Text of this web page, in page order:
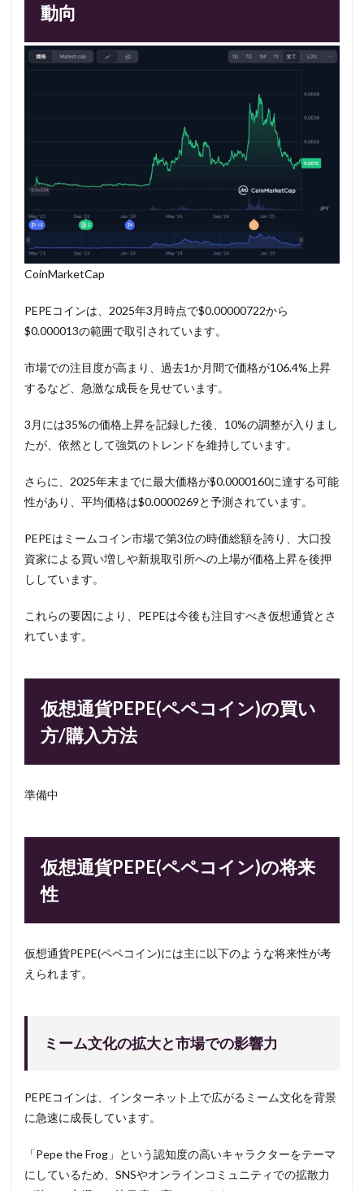
動向
CoinMarketCap
PEPEコインは、2025年3月時点で$0.00000722から
$0.000013の範囲で取引されています。
市場での注目度が高まり、過去1か月間で価格が106.4%上昇
するなど、急激な成長を見せています。
3月には35%の価格上昇を記録した後、10%の調整が入りまし
たが、依然として強気のトレンドを維持しています。
さらに、2025年末までに最大価格が$0.0000160に達する可能
性があり、平均価格は$0.0000269と予測されています。
PEPEはミームコイン市場で第3位の時価総額を誇り、大口投
資家による買い増しや新規取引所への上場が価格上昇を後押
ししています。
これらの要因により、PEPEは今後も注目すべき仮想通貨とさ
れています。
仮想通貨PEPE(ペペコイン)の買い
方/購入方法
準備中
仮想通貨PEPE(ペペコイン)の将来
性
仮想通貨PEPE(ペペコイン)には主に以下のような将来性が考
えられます。
ミーム文化の拡大と市場での影響力
PEPEコインは、インターネット上で広がるミーム文化を背景
に急速に成長しています。
「Pepe the Frog」という認知度の高いキャラクターをテーマ
にしているため、SNSやオンラインコミュニティでの拡散力